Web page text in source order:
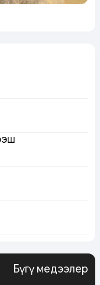
Бүгү медээлер